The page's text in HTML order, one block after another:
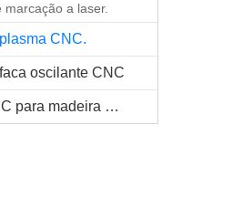
marcação a laser.
CNC.
oscilante CNC
Máquina CNC para madeira maciça